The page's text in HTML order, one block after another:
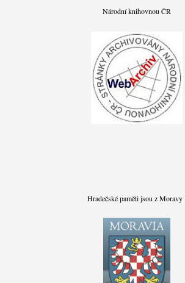
Národní knihovnou ČR
Hradečské paměti jsou z Moravy